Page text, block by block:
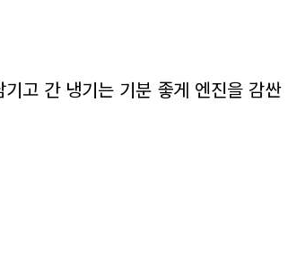
고 간 냉기는 기분 좋게 엔진을 감싼